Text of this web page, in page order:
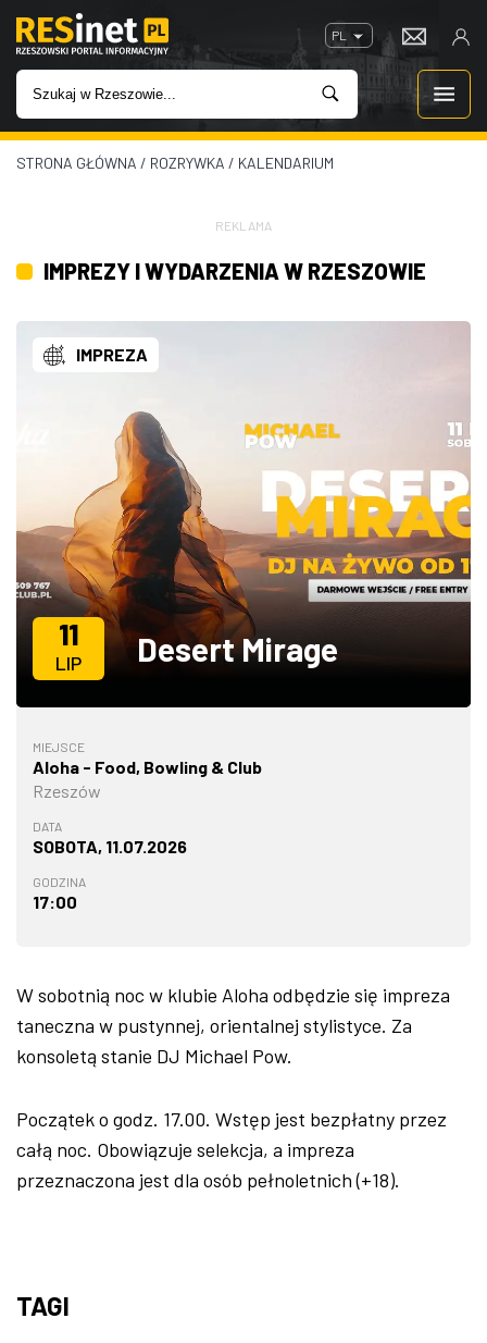
PL
WIADOMOŚCI
IMPREZY
ROZRYWKA
GASTRONOMIA
ZDJĘCIA
W RZESZOWIE
STRONA GŁÓWNA / ROZRYWKA / KALENDARIUM
REKLAMA
IMPREZY I WYDARZENIA W RZESZOWIE
IMPREZA
11
LIP Desert Mirage
MIEJSCE
Aloha - Food, Bowling & Club
Rzeszów
DATA
SOBOTA, 11.07.2026
GODZINA
17:00
W sobotnią noc w klubie Aloha odbędzie się impreza
taneczna w pustynnej, orientalnej stylistyce. Za
konsoletą stanie DJ Michael Pow.
Początek o godz. 17.00. Wstęp jest bezpłatny przez
całą noc. Obowiązuje selekcja, a impreza
przeznaczona jest dla osób pełnoletnich (+18).
TAGI